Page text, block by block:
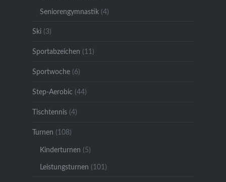
Seniorengymnastik(4)
Ski(3)
Sportabzeichen (11)
Sportwoche(6)
Step-Aerobic (44)
Tischtennis(4)
Turnen (108)
Kinderturnen (5)
Leistungsturnen (101)